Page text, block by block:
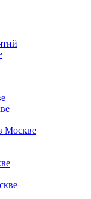
Москве